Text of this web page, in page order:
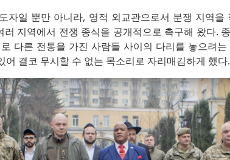
자일 뿐만 아니라, 영적 외교관으로서 분쟁 지역을
지역에서 전쟁 종식을 공개적으로 촉구해 왔다.
다른 전통을 가진 사람들 사이의 다리를 놓으려
어 결코 무시할 수 없는 목소리로 자리매김하게 했다.